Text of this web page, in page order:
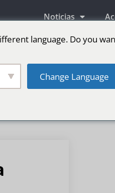
Noticias
Deporte
language. Do you
Change Language